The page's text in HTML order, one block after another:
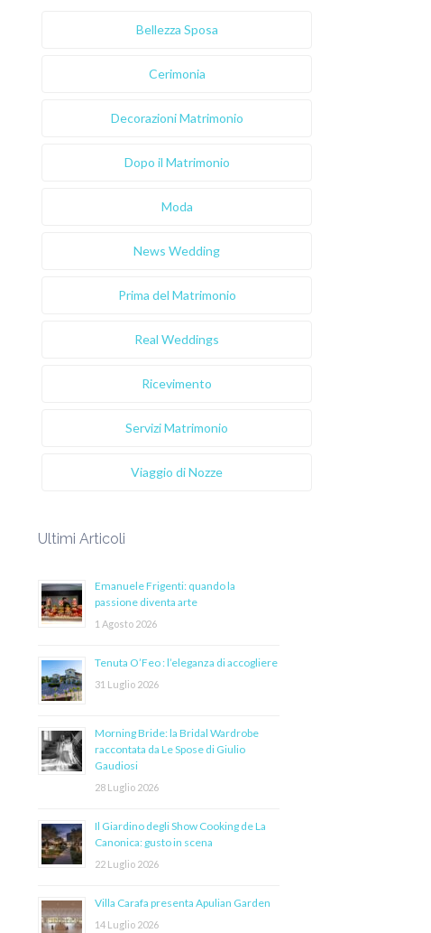
Bellezza Sposa
Cerimonia
Decorazioni Matrimonio
Dopo il Matrimonio
Moda
News Wedding
Prima del Matrimonio
Real Weddings
Ricevimento
Servizi Matrimonio
Viaggio di Nozze
Ultimi Articoli
Emanuele Frigenti: quando la
passione diventa arte
1 Agosto 2026
Tenuta O’Feo : l’eleganza di accogliere
31 Luglio 2026
Morning Bride: la Bridal Wardrobe
raccontata da Le Spose di Giulio
Gaudiosi
28 Luglio 2026
Il Giardino degli Show Cooking de La
Canonica: gusto in scena
22 Luglio 2026
Villa Carafa presenta Apulian Garden
14 Luglio 2026